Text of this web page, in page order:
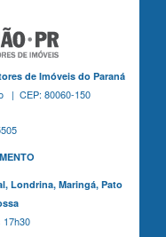
de Imóveis do Paraná
| CEP: 80060-150
Londrina, Maringá,Pato
17h30